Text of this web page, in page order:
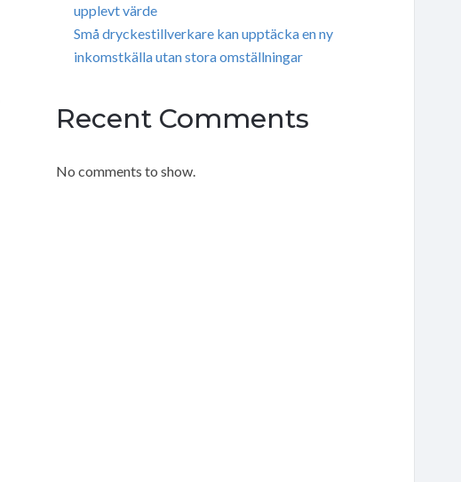
upplevt värde
Små dryckestillverkare kan upptäcka en ny
inkomstkälla utan stora omställningar
Recent Comments
No comments to show.